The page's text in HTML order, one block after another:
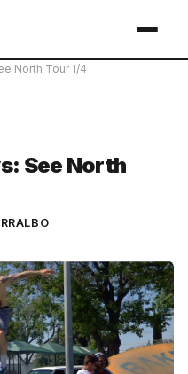
North Tour 1/4
See North